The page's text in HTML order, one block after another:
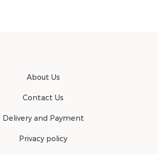
About Us
Contact Us
Delivery and Payment
Privacy policy